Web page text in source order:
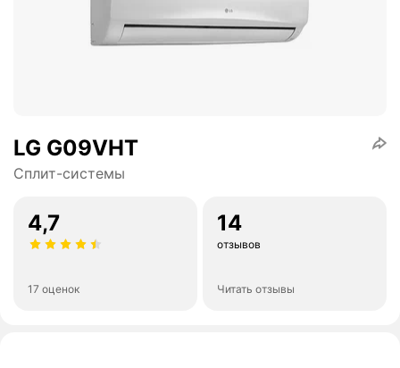
LG G09VHT
Сплит-системы
4,7
17 оценок
14
отзывов
Читать отзывы